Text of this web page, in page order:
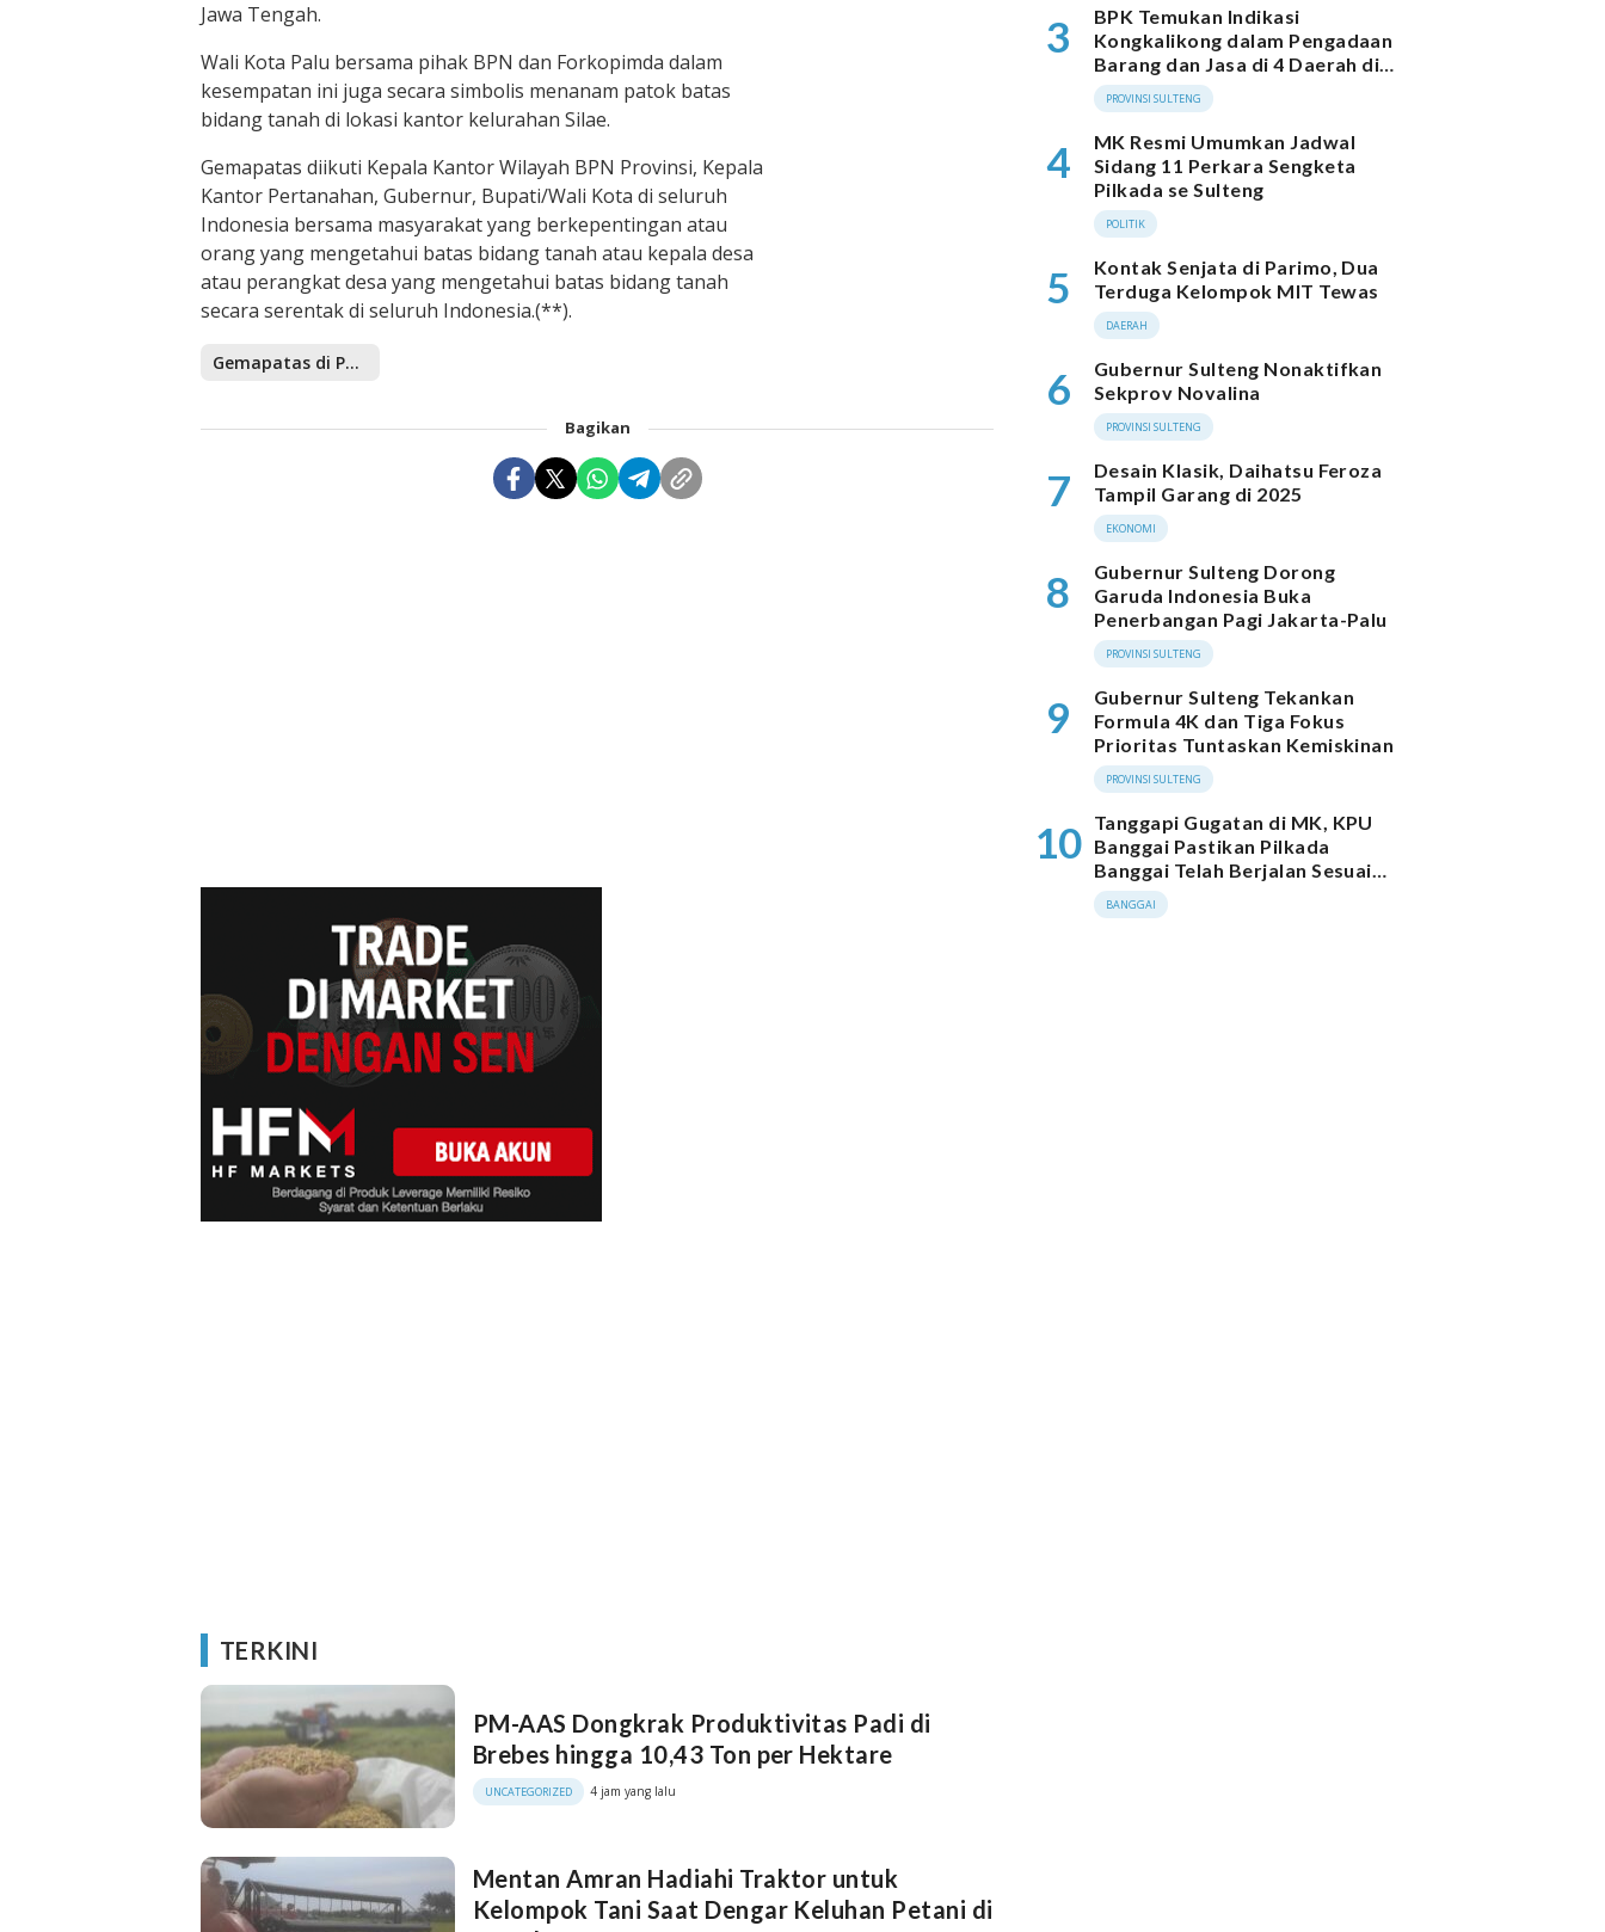
Jawa Tengah.
Wali Kota Palu bersama pihak BPN dan Forkopimda dalam
kesempatan ini juga secara simbolis menanam patok batas
bidang tanah di lokasi kantor kelurahan Silae.
Gemapatas diikuti Kepala Kantor Wilayah BPN Provinsi, Kepala
Kantor Pertanahan, Gubernur, Bupati/Wali Kota di seluruh
Indonesia bersama masyarakat yang berkepentingan atau
orang yang mengetahui batas bidang tanah atau kepala desa
atau perangkat desa yang mengetahui batas bidang tanah
secara serentak di seluruh Indonesia.(**).
Gemapatas di Palu
Bagikan
TERKINI
PM-AAS Dongkrak Produktivitas Padi di
Brebes hingga 10,43 Ton per Hektare
UNCATEGORIZED 4 jam yang lalu
Mentan Amran Hadiahi Traktor untuk
Kelompok Tani Saat Dengar Keluhan Petani di
3
BPK Temukan Indikasi
Kongkalikong dalam Pengadaan
Barang dan Jasa di 4 Daerah di
Sulteng
PROVINSI SULTENG
4
MK Resmi Umumkan Jadwal
Sidang 11 Perkara Sengketa
Pilkada se Sulteng
POLITIK
5
Kontak Senjata di Parimo, Dua
Terduga Kelompok MIT Tewas
DAERAH
6
Gubernur Sulteng Nonaktifkan
Sekprov Novalina
PROVINSI SULTENG
7
Desain Klasik, Daihatsu Feroza
Tampil Garang di 2025
EKONOMI
8
Gubernur Sulteng Dorong
Garuda Indonesia Buka
Penerbangan Pagi Jakarta-Palu
PROVINSI SULTENG
9
Gubernur Sulteng Tekankan
Formula 4K dan Tiga Fokus
Prioritas Tuntaskan Kemiskinan
PROVINSI SULTENG
10 Tanggapi Gugatan di MK, KPU
Banggai Pastikan Pilkada
Banggai Telah Berjalan Sesuai
Tahapan
BANGGAI